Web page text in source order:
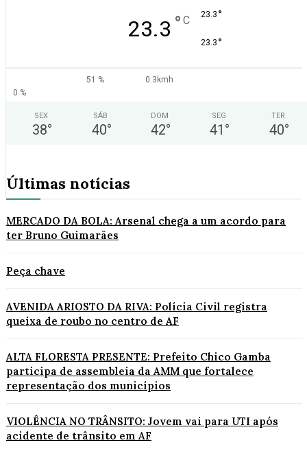
23.3 ° C 23.3 °
23.3 °
51 %
0.3kmh
0 %
SEX
38°
SÁB
40°
DOM
42°
SEG
41 °
TER
40°
Últimas notícias
MERCADO DA BOLA: Arsenal chega a um acordo para
ter Bruno Guimarães
Peça chave
AVENIDA ARIOSTO DA RIVA: Polícia Civil registra
queixa de roubo no centro de AF
ALTA FLORESTA PRESENTE: Prefeito Chico Gamba
participa de assembleia da AMM que fortalece
representação dos municípios
VIOLÊNCIA NO TRÂNSITO: Jovem vai para UTI após
acidente de trânsito em AF